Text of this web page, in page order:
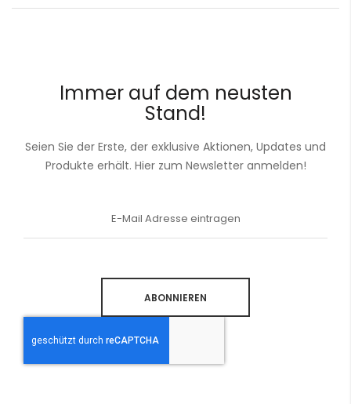
Immer auf dem neusten
Stand!
Seien Sie der Erste, der exklusive Aktionen, Updates und
Produkte erhält. Hier zum Newsletter anmelden!
ABONNIEREN